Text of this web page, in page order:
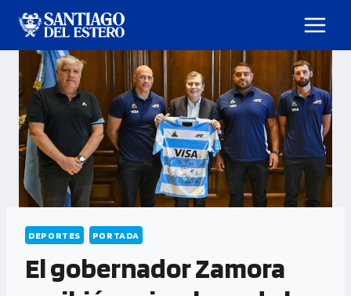
DEPORTES PORTADA
El gobernador Zamora